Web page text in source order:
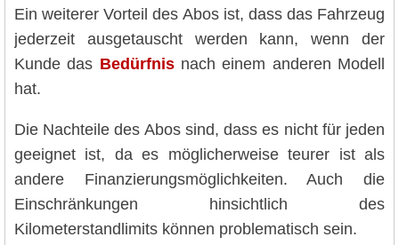
Ein weiterer Vorteil des Abos ist, dass das Fahrzeug
jederzeit ausgetauscht werden kann, wenn der
Kunde das Bedürfnisnach einem anderen Modell
hat.
Die Nachteile des Abos sind, dass es nicht für jeden
geeignet ist, da es möglicherweise teurer ist als
andere Finanzierungsmöglichkeiten. Auch die
Einschränkungen hinsichtlich des
Kilometerstandlimits können problematisch sein.